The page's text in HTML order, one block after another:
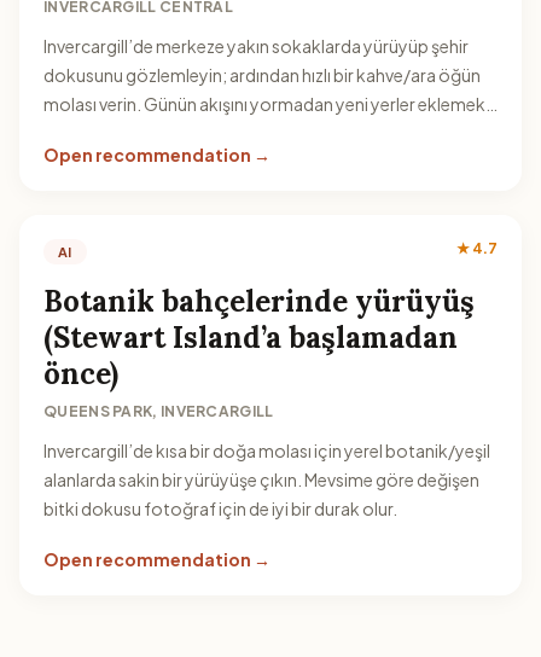
INVERCARGILL CENTRAL
Invercargill’de merkeze yakın sokaklarda yürüyüp şehir
dokusunu gözlemleyin; ardından hızlı bir kahve/ara öğün
molası verin. Günün akışını yormadan yeni yerler eklemek
Open recommendation →
AI ★ 4.7
Botanik bahçelerinde yürüyüş
(Stewart Island’a başlamadan
önce)
QUEENS PARK, INVERCARGILL
Invercargill’de kısa bir doğa molası için yerel botanik/yeşil
alanlarda sakin bir yürüyüşe çıkın. Mevsime göre değişen
bitki dokusu fotoğraf için de iyi bir durak olur.
Open recommendation →